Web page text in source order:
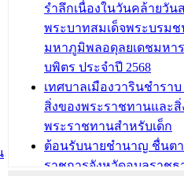
รำลึกเนื่องในวันคล้ายวัน
พระบาทสมเด็จพระบรมช
มหาภูมิพลอดุลยเดชมหา
บพิตร ประจำปี 2568
เทศบาลเมืองวารินชำรา
สิ่งของพระราชทานและสิ่
พระราชทานสำหรับเด็ก
ต้อนรับนายชำนาญ ชื่นตา
ราชการจังหวัดอุบลราชธ